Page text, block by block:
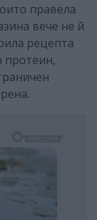
правела
вече не й
рецепта
протеин,